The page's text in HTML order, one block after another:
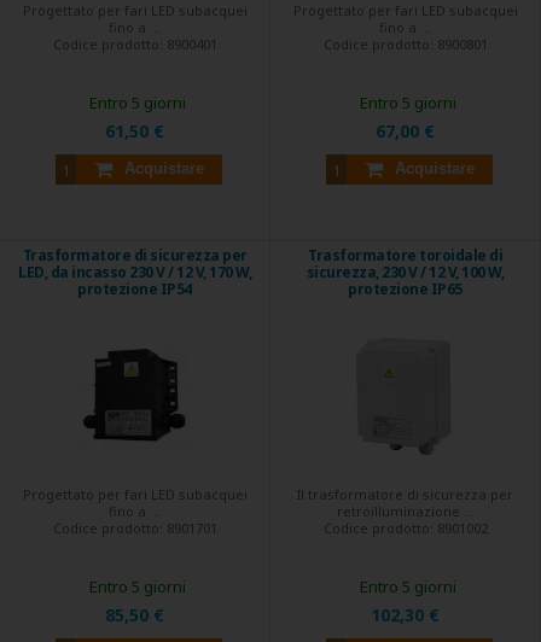
Progettato per fari LED subacquei
fino a ...
Codice prodotto: 8900401
61,50 €
Acquistare
Entro 5 giorni
Progettato per fari LED subacquei
fino a ...
Codice prodotto: 8900801
67,00 €
Acquistare
Entro 5 giorni
Trasformatore di sicurezza per
LED, da incasso 230 V / 12 V, 170 W,
protezione IP54
Progettato per fari LED subacquei
fino a ...
Codice prodotto: 8901701
85,50 €
Entro 5 giorni
Trasformatore toroidale di
sicurezza, 230 V / 12 V, 100 W,
protezione IP65
Il trasformatore di sicurezza per
retroilluminazione ...
Codice prodotto: 8901002
102,30 €
Entro 5 giorni